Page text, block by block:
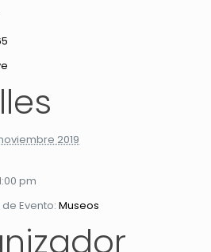
2019
pm
Evento: Museos